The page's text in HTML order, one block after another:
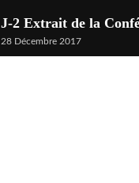
J-2 Extrait de la
28 Décembre 2017